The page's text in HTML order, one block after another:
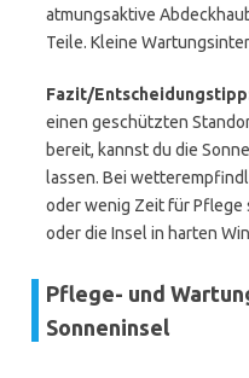
atmungsaktive
Teile. Kleine
Fazit/
einen geschützten
bereit, kannst du die
lassen. Bei
oder wenig Zeit für
oder die Insel in harten
Pflege- und
Sonneninsel